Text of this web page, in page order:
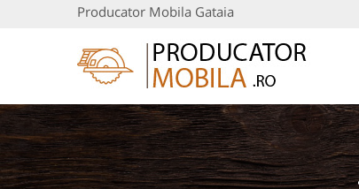
Producator Mobila Gataia